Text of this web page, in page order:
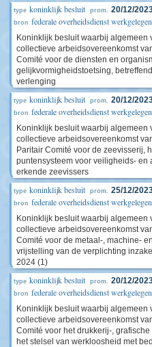
type koninklijk besluit prom. 20/12/
bron federale overheidsdienst
Koninklijk besluit waarbij algemeen
collectieve arbeidsovereenkomst
Comité voor de diensten en
gelijkvormigheidstoetsing,
verlenging
type koninklijk besluit prom. 20/12/
bron federale overheidsdienst
Koninklijk besluit waarbij algemeen
collectieve arbeidsovereenkomst
Paritair Comité voor de zeevisserij,
puntensysteem voor veiligheids-
erkende zeevissers
type koninklijk besluit prom. 25/12/
bron federale overheidsdienst
Koninklijk besluit waarbij algemeen
collectieve arbeidsovereenkomst
Comité voor de metaal-, machine-
vrijstelling van de verplichting
2024 (1)
type koninklijk besluit prom. 20/12/
bron federale overheidsdienst
Koninklijk besluit waarbij algemeen
collectieve arbeidsovereenkomst
Comité voor het drukkerij-,
het stelsel van werkloosheid met